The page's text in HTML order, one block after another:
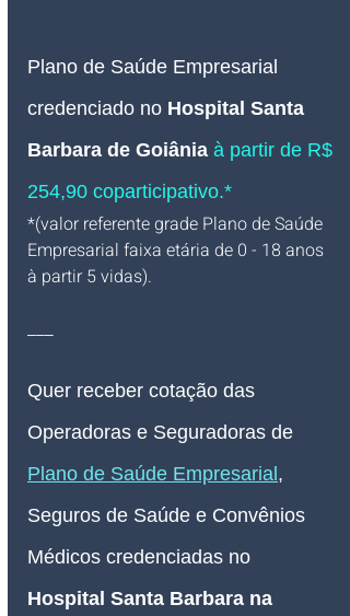
Plano de Saúde Empresarial
credenciado no Hospital Santa
Barbara de Goiânia à partir de R$
254,90 coparticipativo.*
*(valor referente grade Plano de Saúde
Empresarial faixa etária de 0 - 18 anos
à partir 5 vidas).
___
Quer receber cotação das
Operadoras e Seguradoras de
Plano de Saúde Empresarial ,
Seguros de Saúde e Convênios
Médicos credenciadas no
Hospital Santa Barbara na